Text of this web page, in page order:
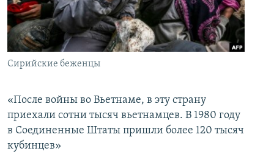
İNFOQRAFIKA
KARIKATURA
AZƏRBAYCAN ƏDƏBIYYATI KITABXANASI
İSLAM VƏ DEMOKRATIYA
MISSIYAMIZ
PEŞƏ ETIKASI VƏ JURNALISTIKA STANDARTLARIMIZ
BIZIMLƏ ƏLAQƏ
XƏBƏR BÜLLETENLƏRIMIZ
BIZI IZLƏ
Сирийские беженцы
«После войны во Вьетнаме, в эту страну
приехали сотни тысяч вьетнамцев. В 1980 году
в Соединенные Штаты пришли более 120 тысяч
кубинцев»